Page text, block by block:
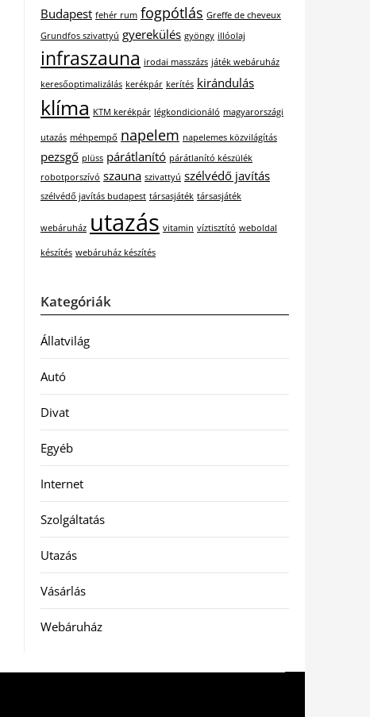
Budapest fehér rum fogpótlás Greffe de cheveux
Grundfos szivattyú gyerekülés gyöngy illóolaj
infraszauna irodai masszázs játék webáruház
keresőoptimalizálás kerékpár kerítés kirándulás
klíma KTM kerékpár légkondicionáló magyarországi
utazás méhpempő napelem napelemes közvilágítás
pezsgő plüss párátlanító párátlanító készülék
robotporszívó szauna szivattyú szélvédő javítás
szélvédő javítás budapest társasjáték társasjáték
webáruház utazás vitamin víztisztító weboldal
készítés webáruház készítés
Kategóriák
Állatvilág
Autó
Divat
Egyéb
Internet
Szolgáltatás
Utazás
Vásárlás
Webáruház